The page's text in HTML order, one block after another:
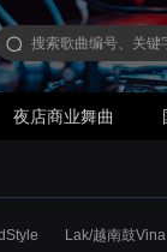
夜店商业舞曲
Lak/越南鼓